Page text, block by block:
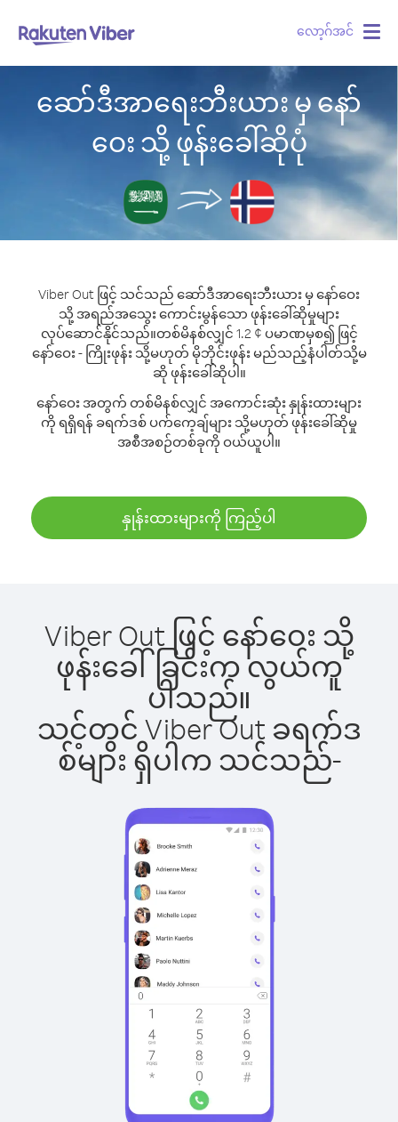
လော့ဂ်အင်
ဆော်ဒီအာရေးဘီးယား မှ နော်
ဝေး သို့ ဖုန်းခေါ်ဆိုပုံ
Viber Out ဖြင့် သင်သည် ဆော်ဒီအာရေးဘီးယား မှ နော်ဝေး
သို့ အရည်အသွေး ကောင်းမွန်သော ဖုန်းခေါ်ဆိုမှုများ
လုပ်ဆောင်နိုင်သည်။တစ်မိနစ်လျှင် 1.2 ¢ ပမာဏမှစ၍ ဖြင့်
နော်ဝေး - ကြိုးဖုန်း သို့မဟုတ် မိုဘိုင်းဖုန်း မည်သည့်နံပါတ်သို့မ
ဆို ဖုန်းခေါ်ဆိုပါ။
နော်ဝေး အတွက် တစ်မိနစ်လျှင် အကောင်းဆုံး နှုန်းထားများ
ကို ရရှိရန် ခရက်ဒစ် ပက်ကေ့ချ်များ သို့မဟုတ် ဖုန်းခေါ်ဆိုမှု
အစီအစဉ်တစ်ခုကို ဝယ်ယူပါ။
နှုန်းထားများကို ကြည့်ပါ
Viber Out ဖြင့် နော်ဝေး သို့
ဖုန်းခေါ်ခြင်းက လွယ်ကူ
ပါသည်။
သင့်တွင် Viber Out ခရက်ဒ
စ်များ ရှိပါက သင်သည်-